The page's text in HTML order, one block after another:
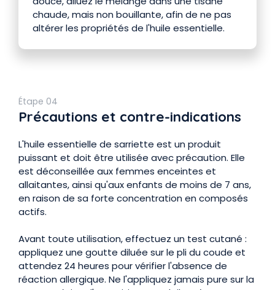
chaude, mais non bouillante, afin de ne pas
altérer les propriétés de l'huile essentielle.
Étape 04
Précautions et contre-indications
L'huile essentielle de sarriette est un produit
puissant et doit être utilisée avec précaution. Elle
est déconseillée aux femmes enceintes et
allaitantes, ainsi qu'aux enfants de moins de 7 ans,
en raison de sa forte concentration en composés
actifs.
Avant toute utilisation, effectuez un test cutané :
appliquez une goutte diluée sur le pli du coude et
attendez 24 heures pour vérifier l'absence de
réaction allergique. Ne l'appliquez jamais pure sur la